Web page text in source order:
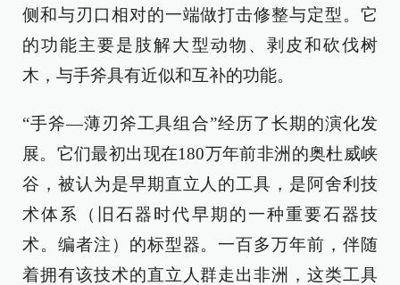
侧和与刃口相对的一端做打击修整与定型。它
的功能主要是肢解大型动物、剥皮和砍伐树
木，与手斧具有近似和互补的功能。
“手斧—薄刃斧工具组合”经历了长期的演化发
展。它们最初出现在180万年前非洲的奥杜威峡
谷，被认为是早期直立人的工具，是阿舍利技
术体系（旧石器时代早期的一种重要石器技
术。编者注）的标型器。一百多万年前，伴随
着拥有该技术的直立人群走出非洲，这类工具